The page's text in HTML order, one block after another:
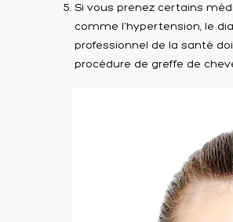
Si vous prenez certains
comme l'hypertension, le
professionnel de la santé
procédure de greffe de